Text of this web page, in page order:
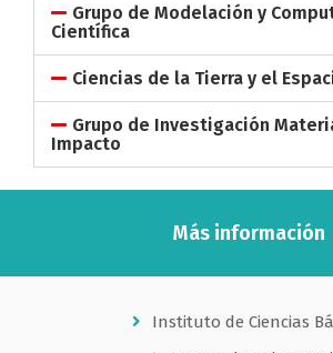
Grupo de Modelación y
Científica
Ciencias de la Tierra y el
Grupo de Investigación
Impacto
Más información
Instituto de Ciencias